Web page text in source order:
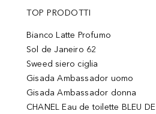
TOP PRODOTTI
Bianco Latte Profumo
Sol de Janeiro 62
Sweed siero ciglia
Gisada Ambassador uomo
Gisada Ambassador donna
CHANEL Eau de toilette BLEU DE